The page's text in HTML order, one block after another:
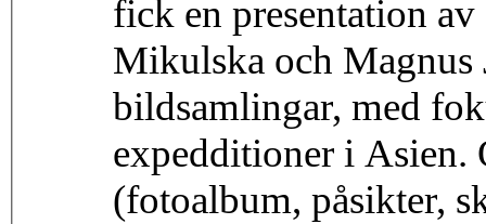
fick en presentation
Mikulska och Magnus
bildsamlingar, med
expedditioner i Asien.
(fotoalbum, påsikter,